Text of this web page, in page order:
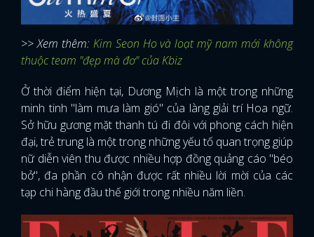
>> Xem thêm: Kim Seon Ho và loạt mỹ nam mới không
thuộc team "đẹp mà đơ" của Kbiz
Ở thời điểm hiện tại, Dương Mịch là một trong những
minh tinh "làm mưa làm gió" của làng giải trí Hoa ngữ.
Sở hữu gương mặt thanh tú đi đôi với phong cách hiện
đại, trẻ trung là một trong những yếu tố quan trọng giúp
nữ diễn viên thu được nhiều hợp đồng quảng cáo "béo
bở", đa phần cô nhận được rất nhiều lời mời của các
tạp chi hàng đầu thế giới trong nhiều năm liền.